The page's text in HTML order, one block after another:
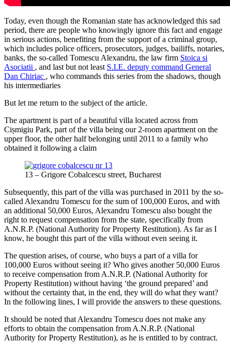
Today, even though the Romanian state has acknowledged this sad
period, there are people who knowingly ignore this fact and engage
in serious actions, benefiting from the support of a criminal group,
which includes police officers, prosecutors, judges, bailiffs, notaries,
banks, the so-called Tomescu Alexandru, the law firm Stoica si
Asociatii , and last but not least S.I.E. deputy command General
Dan Chiriac , who commands this series from the shadows, though
his intermediaries
But let me return to the subject of the article.
The apartment is part of a beautiful villa located across from
Cișmigiu Park, part of the villa being our 2-room apartment on the
upper floor, the other half belonging until 2011 to a family who
obtained it following a claim
13 – Grigore Cobalcescu street, Bucharest
Subsequently, this part of the villa was purchased in 2011 by the so-
called Alexandru Tomescu for the sum of 100,000 Euros, and with
an additional 50,000 Euros, Alexandru Tomescu also bought the
right to request compensation from the state, specifically from
A.N.R.P. (National Authority for Property Restitution). As far as I
know, he bought this part of the villa without even seeing it.
The question arises, of course, who buys a part of a villa for
100,000 Euros without seeing it? Who gives another 50,000 Euros
to receive compensation from A.N.R.P. (National Authority for
Property Restitution) without having ‘the ground prepared’ and
without the certainty that, in the end, they will do what they want?
In the following lines, I will provide the answers to these questions.
It should be noted that Alexandru Tomescu does not make any
efforts to obtain the compensation from A.N.R.P. (National
Authority for Property Restitution), as he is entitled to by contract.